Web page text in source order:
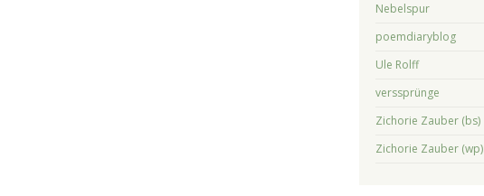
Nebelspur
poemdiaryblog
Ule Rolff
verssprünge
Zichorie Zauber (bs)
Zichorie Zauber (wp)